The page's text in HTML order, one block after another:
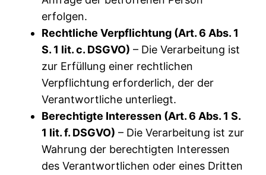
erfolgen.
Rechtliche Verpflichtung (Art. 6 Abs. 1
S. 1 lit. c. DSGVO) – Die Verarbeitung ist
zur Erfüllung einer rechtlichen
Verpflichtung erforderlich, der der
Verantwortliche unterliegt.
Berechtigte Interessen (Art. 6 Abs. 1 S.
1 lit. f. DSGVO) – Die Verarbeitung ist zur
Wahrung der berechtigten Interessen
des Verantwortlichen oder eines Dritten